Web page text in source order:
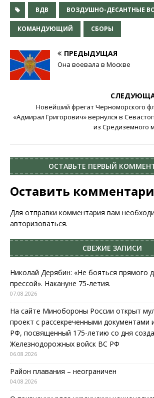
ВДВ ВОЗДУШНО-ДЕСАНТНЫЕ
КОМАНДУЮЩИЙ СБОРЫ
ПРЕДЫДУЩАЯ
Она воевала в Москве
Новейший фрегат Черноморского
«Адмирал Григорович» вернулся в
из Средиземного
ОСТАВЬТЕ ПЕРВЫЙ
Оставить
Для отправки комментария вам
авторизоваться.
СВЕЖИЕ ЗАПИСИ
Николай Дерябин: «Не бояться прямого
прессой». Накануне 75-летия.
07.08.2026
На сайте Минобороны России открыт
проект с рассекреченными
РФ, посвященный 175-летию со дня
Железнодорожных войск ВС РФ
06.08.2026
Район плавания – неограничен
04.08.2026